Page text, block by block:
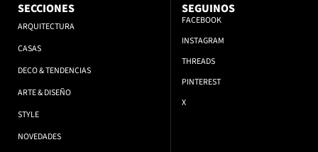
SECCIONES
ARQUITECTURA
CASAS
DECO & TENDENCIAS
ARTE & DISEÑO
STYLE
NOVEDADES
SEGUINOS
FACEBOOK
INSTAGRAM
THREADS
PINTEREST
X